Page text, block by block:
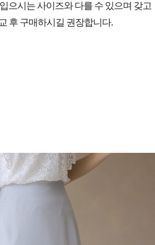
으시는 사이즈와 다를 수 있으며 갖고
후 구매하시길 권장합니다.